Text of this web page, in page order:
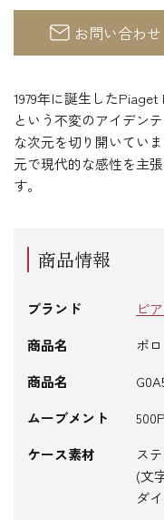
お問い合わせ
1979年に誕生した
という不変のアイデン
な次元を切り開いてい
元で現代的な感性を主
す。
商品情報
ブランド ピ
商品名
ポ
商品名
ムーブメント
ケース素材
ス
(文
ダ